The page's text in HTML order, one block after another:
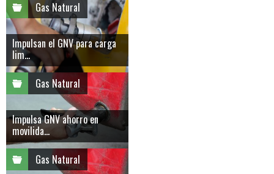
Gas Natural
Impulsan el GNV para carga
lim...
Gas Natural
Impulsa GNV ahorro en
movilida...
Gas Natural